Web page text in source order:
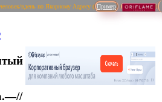
вдень по Якорному Адресу ( Пример